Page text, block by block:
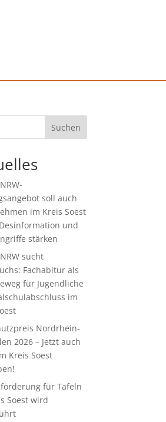
Suchen
soll auch
im Kreis Soest
und
stärken
sucht
Fachabitur als
für Jugendliche
im
Nordrhein-
2026 – Jetzt auch
Kreis Soest
für Tafeln
Soest wird